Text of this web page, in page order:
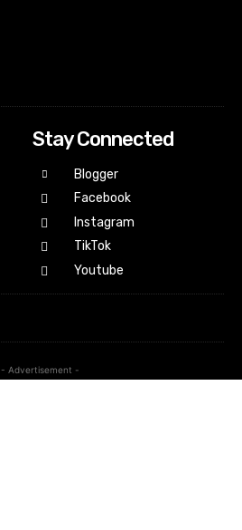
Stay Connected
Blogger
Facebook
Instagram
TikTok
Youtube
- Advertisement -